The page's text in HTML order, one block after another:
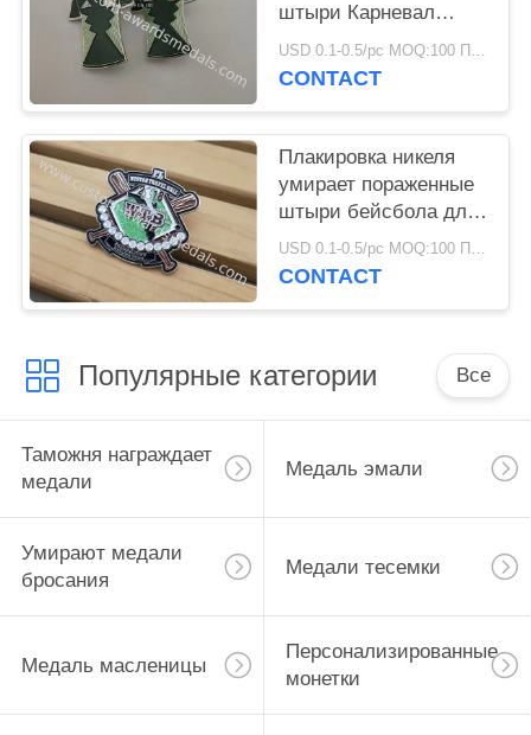
штыри Карневал
Орден умирают
вставленный
USD 0.1-0.5/pc MOQ:100 ПК в конструкцию
CONTACT
Плакировка никеля
умирает пораженные
штыри бейсбола для
подарков на день
рождения
USD 0.1-0.5/pc MOQ:100 ПК в дизайн
CONTACT
Популярные категории Все
Таможня награждает
медали
Медаль эмали
Умирают медали
бросания
Медали тесемки
Медаль масленицы
Персонализированные
монетки